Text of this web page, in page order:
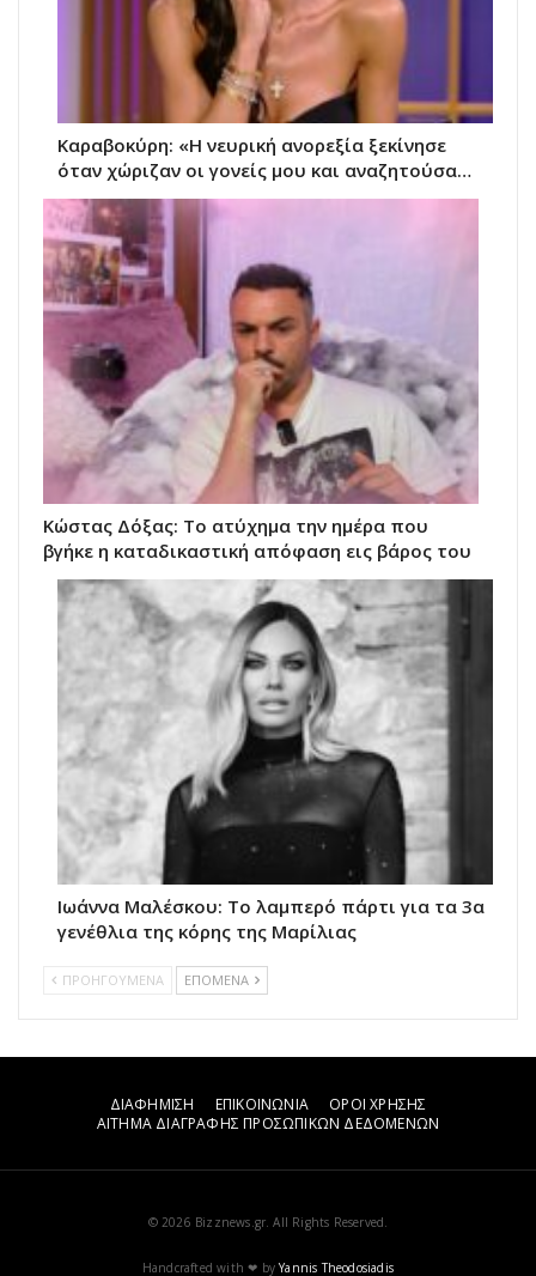
Καραβοκύρη: «Η νευρική ανορεξία ξεκίνησε
όταν χώριζαν οι γονείς μου και αναζητούσα…
Κώστας Δόξας: Το ατύχημα την ημέρα που
βγήκε η καταδικαστική απόφαση εις βάρος του
Ιωάννα Μαλέσκου: Το λαμπερό πάρτι για τα 3α
γενέθλια της κόρης της Μαρίλιας
ΠΡΟΗΓΟΥΜΕΝΑ ΕΠΟΜΕΝΑ
ΔΙΑΦΗΜΙΣΗ ΕΠΙΚΟΙΝΩΝΙΑ
ΟΡΟΙ ΧΡΗΣΗΣ
ΑΙΤΗΜΑ ΔΙΑΓΡΑΦΗΣ ΠΡΟΣΩΠΙΚΩΝ ΔΕΔΟΜΕΝΩΝ
© 2026 Bizznews.gr. All Rights Reserved.
Handcrafted with ❤ byYannis Theodosiadis